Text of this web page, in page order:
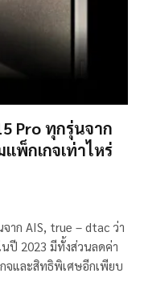
Pro ทุกรุ่นจาก
พ็กเกจเท่าไหร่
าก AIS, true – dtac ว่า
ปี 2023 มีทั้งส่วนลดค่า
จและสิทธิพิเศษอีกเพียบ